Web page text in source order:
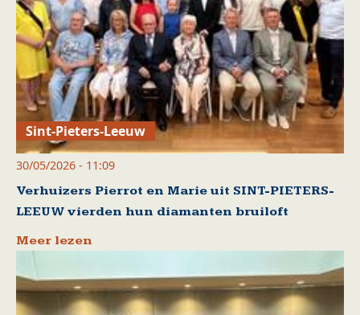
Sint-Pieters-Leeuw
30/05/2026 - 11:09
Verhuizers Pierrot en Marie uit SINT-PIETERS-
LEEUW vierden hun diamanten bruiloft
Meer lezen